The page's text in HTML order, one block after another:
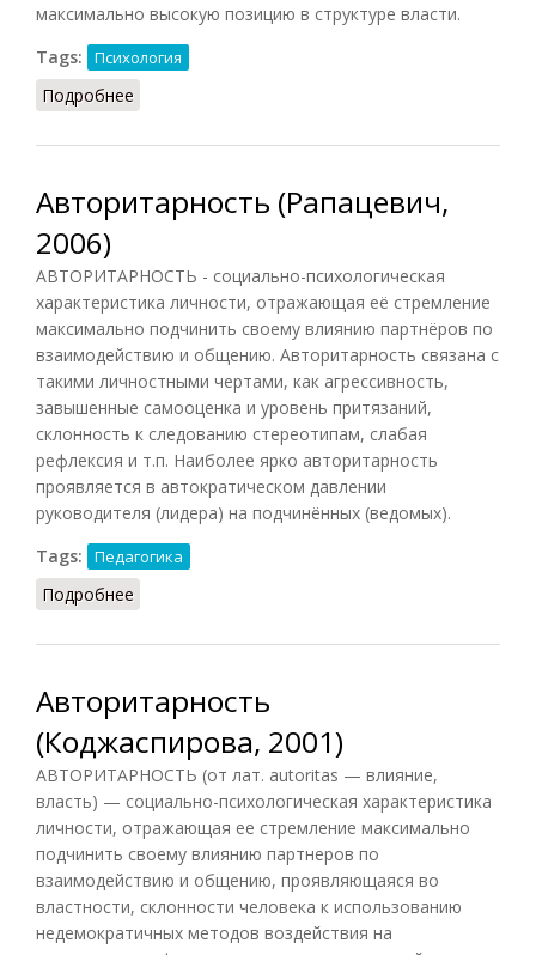
максимально высокую позицию в структуре власти.
Tags:
Психология
Подробнее
Авторитарность (Рапацевич,
2006)
АВТОРИТАРНОСТЬ - социально-психологическая
характеристика личности, отражающая её стремление
максимально подчинить своему влиянию партнёров по
взаимодействию и общению. Авторитарность связана с
такими личностными чертами, как агрессивность,
завышенные самооценка и уровень притязаний,
склонность к следованию стереотипам, слабая
рефлексия и т.п. Наиболее ярко авторитарность
проявляется в автократическом давлении
руководителя (лидера) на подчинённых (ведомых).
Tags:
Педагогика
Подробнее
Авторитарность
(Коджаспирова, 2001)
АВТОРИТАРНОСТЬ (от лат. autoritas — влияние,
власть) — социально-психологическая характеристика
личности, отражающая ее стремление максимально
подчинить своему влиянию партнеров по
взаимодействию и общению, проявляющаяся во
властности, склонности человека к использованию
недемократичных методов воздействия на